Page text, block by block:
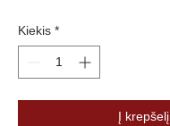
Kiekis *
Į krepšelį